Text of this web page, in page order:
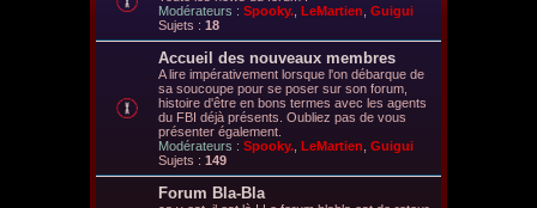
Modérateurs : Spooky. LeMartien Guigui
Sujets : 18
Accueil des nouveaux membres
A lire impérativement lorsque l'on débarque de
sa soucoupe pour se poser sur son forum,
histoire d'être en bons termes avec les agents
du FBI déjà présents. Oubliez pas de vous
présenter également.
Modérateurs : Spooky. LeMartien Guigui
Sujets : 149
Forum Bla-Bla